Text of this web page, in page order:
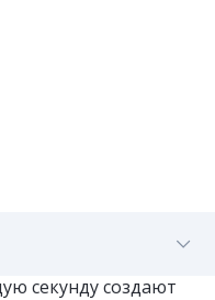
секунду создают